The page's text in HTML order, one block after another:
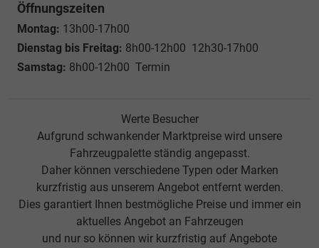
Öffnungszeiten
Montag: 13h00-17h00
Dienstag bis Freitag: 8h00-12h00 12h30-17h00
Samstag: 8h00-12h00 Termin
Werte Besucher
Aufgrund schwankender Marktpreise wird unsere
Fahrzeugpalette ständig angepasst.
Daher können verschiedene Typen oder Marken
kurzfristig aus unserem Angebot entfernt werden.
Dies garantiert Ihnen bestmögliche Preise und immer ein
aktuelles Angebot an Fahrzeugen
und nur so können wir kurzfristig auf Angebote